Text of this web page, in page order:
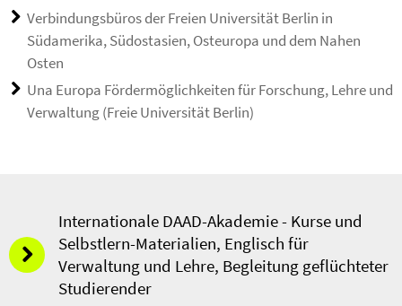
Verbindungsbüros der Freien Universität Berlin in
Südamerika, Südostasien, Osteuropa und dem Nahen
Osten
Una Europa Fördermöglichkeiten für Forschung, Lehre und
Verwaltung (Freie Universität Berlin)
Internationale DAAD-Akademie - Kurse und
Selbstlern-Materialien, Englisch für
Verwaltung und Lehre, Begleitung geflüchteter
Studierender